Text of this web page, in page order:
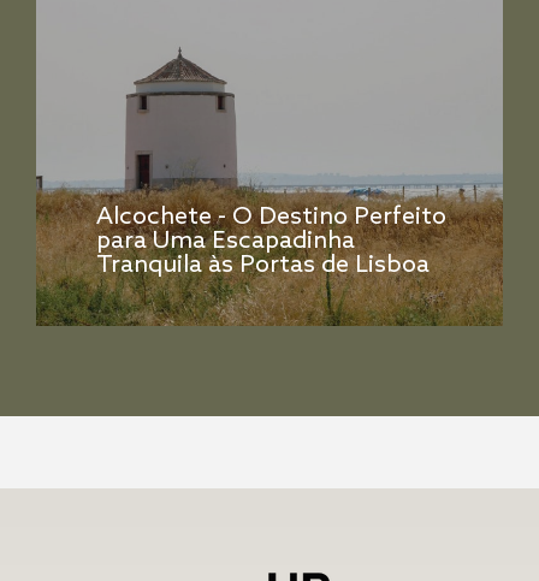
Alcochete - O Destino Perfeito
para Uma Escapadinha
Tranquila às Portas de Lisboa